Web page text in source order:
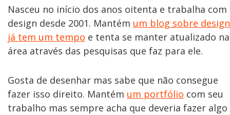
Nasceu no início dos anos oitenta e trabalha com
design desde 2001. Mantém um blog sobre design
já tem um tempo e tenta se manter atualizado na
área através das pesquisas que faz para ele.
Gosta de desenhar mas sabe que não consegue
fazer isso direito. Mantém um portfólio com seu
trabalho mas sempre acha que deveria fazer algo